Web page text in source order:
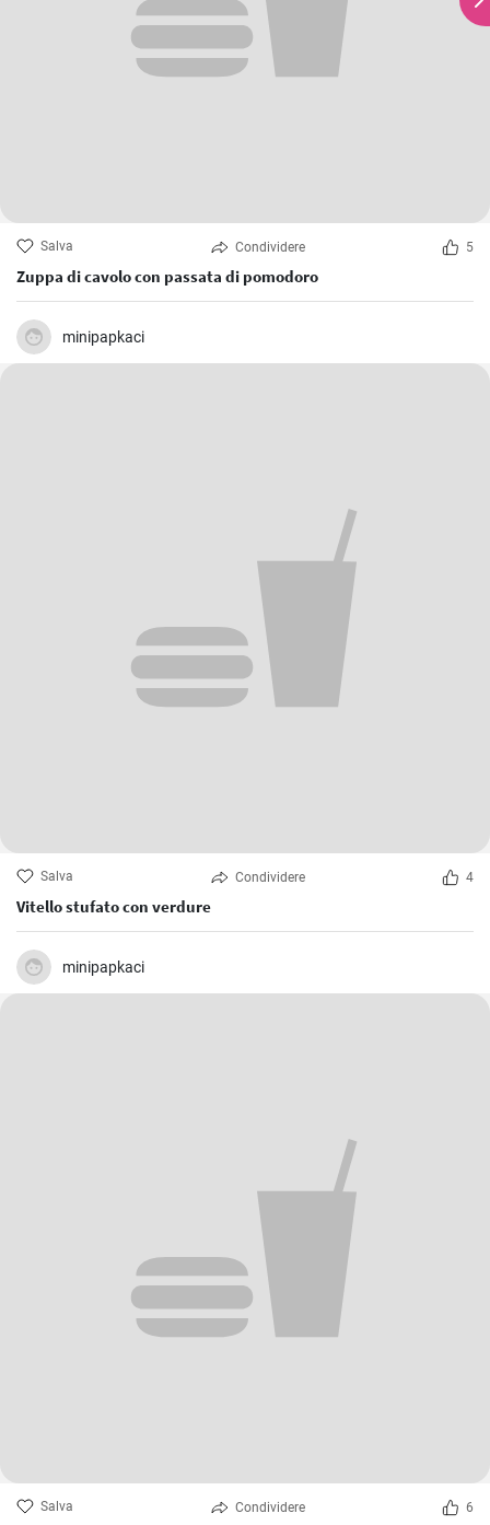
Salva Condividere 5
Zuppa di cavolo con passata di pomodoro
minipapkaci
Salva Condividere 4
Vitello stufato con verdure
minipapkaci
Salva Condividere 6